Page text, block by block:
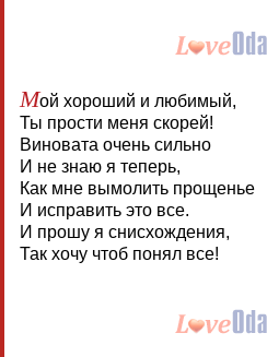
Мой хороший и любимый,
Ты прости меня скорей!
Виновата очень сильно
И не знаю я теперь,
Как мне вымолить прощенье
И исправить это все.
И прошу я снисхождения,
Так хочу чтоб понял все!